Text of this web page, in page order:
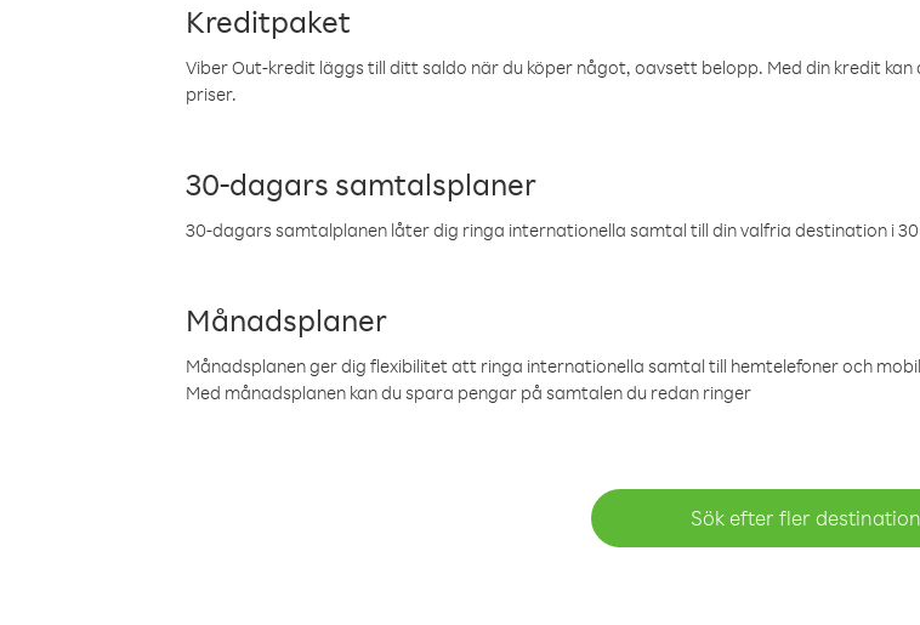
Kreditpaket
Viber Out-kredit läggs till ditt saldo när du köper något, oavsett belopp. Med din kredit kan
priser.
30-dagars samtalsplaner
30-dagars samtalplanen låter dig ringa internationella samtal till din valfria destination i
Månadsplaner
Månadsplanen ger dig flexibilitet att ringa internationella samtal till hemtelefoner och
Med månadsplanen kan du spara pengar på samtalen du redan ringer
Sök efter fler